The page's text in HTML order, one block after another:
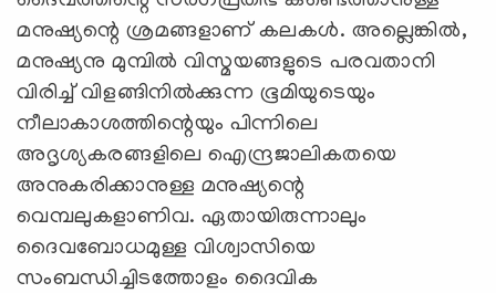
മനുഷ്യന്റെ ശ്രമങ്ങളാണ്‌ കലകള്‍. അല്ലെങ്കില്‍,
മനുഷ്യനു മുമ്പില്‍ വിസ്മയങ്ങളുടെ പരവതാനി
വിരിച്ച്‌ വിളങ്ങിനില്‍ക്കുന്ന ഭൂമിയുടെയും
നീലാകാശത്തിന്റെയും പിന്നിലെ
അദൃശ്യകരങ്ങളിലെ ഐന്ദ്രജാലികതയെ
അനുകരിക്കാനുള്ള മനുഷ്യന്റെ
വെമ്പലുകളാണിവ. ഏതായിരുന്നാലും
ദൈവബോധമുള്ള വിശ്വാസിയെ
സംബന്ധിച്ചിടത്തോളം ദൈവിക